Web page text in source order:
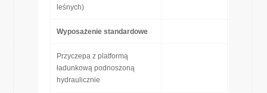
leśnych)
Wyposażenie standardowe
Przyczepa z platformą
ładunkową podnoszoną
hydraulicznie